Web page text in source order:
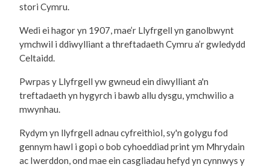
stori Cymru.
Wedi ei hagor yn 1907, mae’r Llyfrgell yn ganolbwynt
ymchwil i ddiwylliant a threftadaeth Cymru a’r gwledydd
Celtaidd.
Pwrpas y Llyfrgell yw gwneud ein diwylliant a'n
treftadaeth yn hygyrch i bawb allu dysgu, ymchwilio a
mwynhau.
Rydym yn llyfrgell adnau cyfreithiol, sy'n golygu fod
gennym hawl i gopi o bob cyhoeddiad print ym Mhrydain
ac Iwerddon, ond mae ein casgliadau hefyd yn cynnwys y